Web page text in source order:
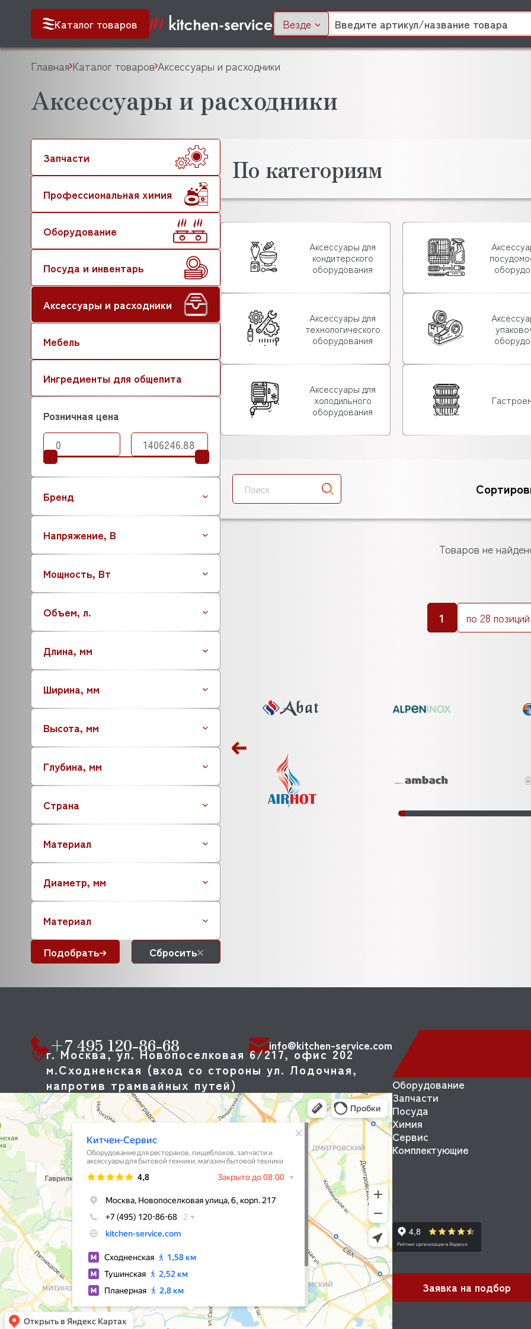
Каталог товаров Везде
Главная Каталог товаров Аксессуары и расходники
Аксессуары и расходники
Запчасти
Профессиональная химия
Оборудование
Посуда и инвентарь
Аксессуары и расходники
Мебель
Ингредиенты для общепита
Розничная цена
Бренд
Напряжение, В
Мощность, Вт
Объем, л.
Длина, мм
Ширина, мм
Высота, мм
Глубина, мм
Страна
Материал
Диаметр, мм
Материал
Подобрать Сбросить
По категориям
Аксессуары для
кондитерского
оборудования
Аксессуары для
технологического
оборудования
Аксессуары для
холодильного
оборудования
Товаров не
1 по 28 позиций
+7 495 120-86-68 info@kitchen-service.com
г. Москва, ул. Новопоселковая 6/217, офис 202
м.Сходненская (вход со стороны ул. Лодочная,
напротив трамвайных путей)
Оборудование
Запчасти
Посуда
Химия
Сервис
Комплектующие
Заявка на подбор